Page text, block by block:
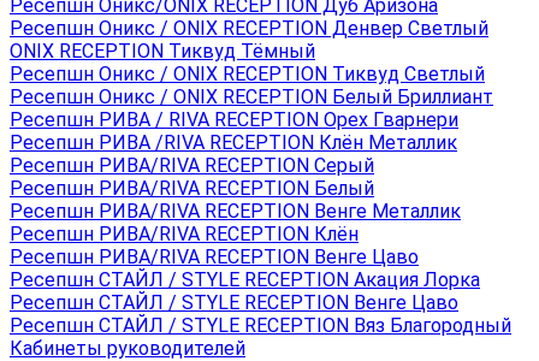
Ресепшн Оникс/ONIX RECEPTION Дуб Аризона
Ресепшн Оникс / ONIX RECEPTION Денвер Светлый
ONIX RECEPTION Тиквуд Тёмный
Ресепшн Оникс / ONIX RECEPTION Тиквуд Светлый
Ресепшн Оникс / ONIX RECEPTION Белый Бриллиант
Ресепшн РИВА / RIVA RECEPTION Орех Гварнери
Ресепшн РИВА /RIVA RECEPTION Клён Металлик
Ресепшн РИВА/RIVA RECEPTION Серый
Ресепшн РИВА/RIVA RECEPTION Белый
Ресепшн РИВА/RIVA RECEPTION Венге Металлик
Ресепшн РИВА/RIVA RECEPTION Клён
Ресепшн РИВА/RIVA RECEPTION Венге Цаво
Ресепшн СТАЙЛ / STYLE RECEPTION Акация Лорка
Ресепшн СТАЙЛ / STYLE RECEPTION Венге Цаво
Ресепшн СТАЙЛ / STYLE RECEPTION Вяз Благородный
Кабинеты руководителей